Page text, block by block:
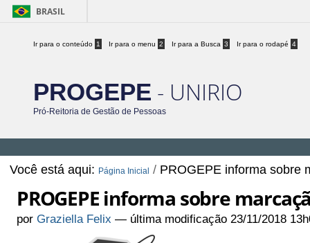
BRASIL
Ir para o conteúdo 1 Ir para o menu 2 Ir para a Busca 3 Ir para o rodapé 4
PROGEPE - UNIRIO
Pró-Reitoria de Gestão de Pessoas
Você está aqui: Página Inicial / PROGEPE informa sobre
PROGEPE informa sobre
porGraziella Felix — última modificação 23/11/2018